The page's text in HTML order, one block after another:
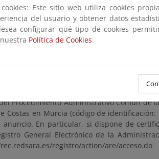
del cual se pueden consultar y, en
se estimen oportunas.
a consultar estará a disposición en esta
observaciones se presentarán según los
Procedimiento Administrativo Común de
Costas en Murcia (código de
anuncio. En particular, si dispone de
General Electrónico de la
registro/action/are/acceso.do
Este sitio web utiliza cookies
del usuario y obtener datos
configurar qué tipo de cookies
Política de Cookies